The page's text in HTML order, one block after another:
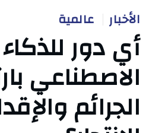
الأخبار عالمية
أي دور للذكاء
الاصطناعي
الجرائم